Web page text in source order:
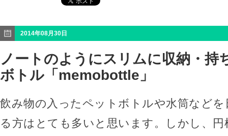
2014年08月30日
ノートのようにスリムに収納・持
ボトル「memobottle」
飲み物の入ったペットボトルや水筒など
る方はとても多いと思います。しかし、円